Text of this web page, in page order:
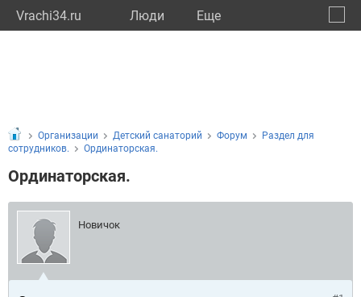
Vrachi34.ru Люди Eще
Организации Детский санаторий Форум
Раздел для
сотрудников.
Ординаторская.
Ординаторская.
Новичок